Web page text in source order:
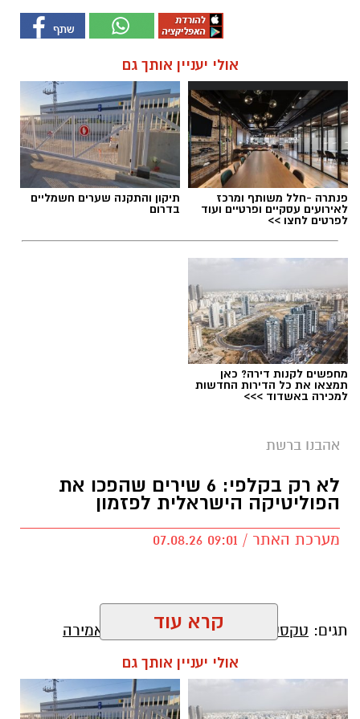
אולי יעניין אותך גם
פנתרה -חלל משותף ומרכז
לאירועים עסקיים ופרטיים ועוד
לפרטים לחצו >>
תיקון והתקנה שערים חשמליים
בדרום
מחפשים לקנות דירה? כאן
תמצאו את כל הדירות החדשות
למכירה באשדוד >>>
אהבנו ברשת
לא רק בקלפי: 6 שירים שהפכו את
הפוליטיקה הישראלית לפזמון
מערכת האתר / 09:01 07.08.26
תגים: טקסט פוליטי, שירים פוליטיים
אמירה
קרא עוד
אולי יעניין אותך גם